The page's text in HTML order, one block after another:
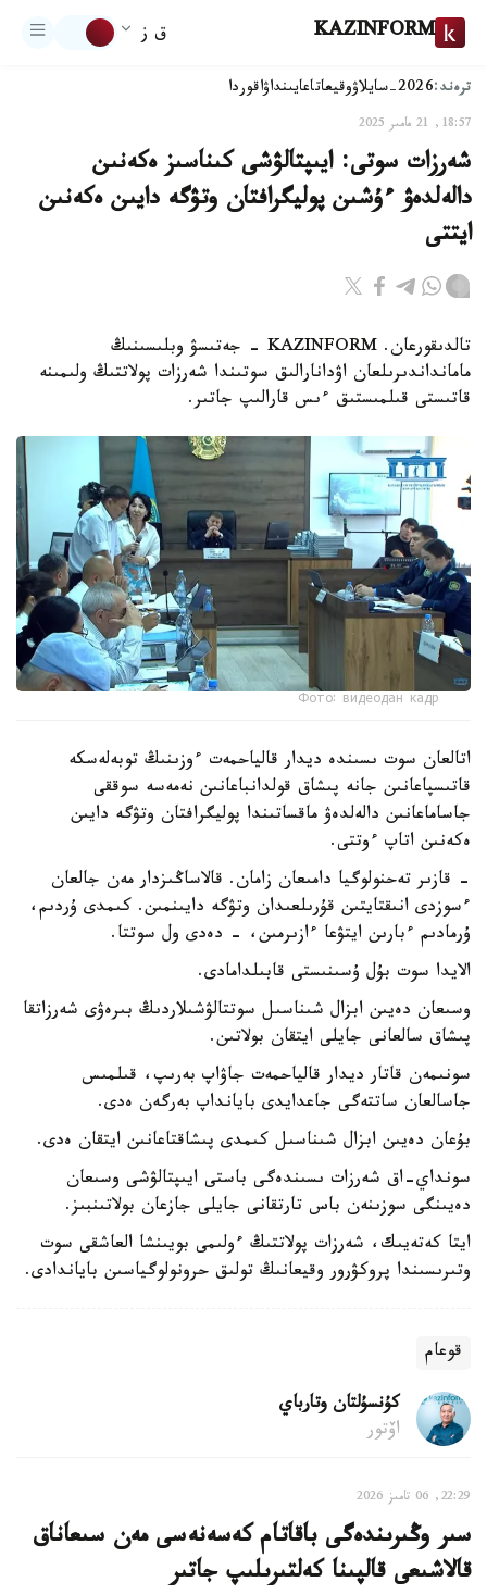
KAZINFORM ق ز
ترەند:2026-سايلاۋ وقيعاتاعايىنداۋاقوردا
18:57, 21 مامىر 2025
شەرزات سوتى: ايىپتالۋشى كىناسىز ەكەنىن
دالەلدەۋ ءۇشىن پوليگرافتان وتۋگە دايىن ەكەنىن
ايتتى
تالدىقورعان. KAZINFORM - جەتىسۋ وبلىسىنىڭ
مامانداندىرىلعان اۋدانارالىق سوتىندا شەرزات پولاتتىڭ ولىمىنە
قاتىستى قىلمىستىق ءىس قارالىپ جاتىر.
Фото: видеодан кадр
اتالعان سوت ىسىندە ديدار قالياحمەت ءوزىنىڭ توبەلەسكە
قاتىسپاعانىن جانە پىشاق قولدانباعانىن نەمەسە سوققى
جاساماعانىن دالەلدەۋ ماقساتىندا پوليگرافتان وتۋگە دايىن
ەكەنىن اتاپ ءوتتى.
- قازىر تەحنولوگيا دامىعان زامان. قالاساڭىزدار مەن جالعان
ءسوزدى انىقتايتىن قۇرىلعىدان وتۋگە دايىنمىن. كىمدى ۇردىم،
ۇرمادىم ءبارىن ايتۋعا ءازىرمىن، - دەدى ول سوتتا.
الايدا سوت بۇل ۇسىنىستى قابىلدامادى.
وسىعان دەيىن ابزال شىناسىل سوتتالۋشىلاردىڭ بىرەۋى شەرزاتقا
پىشاق سالعانى جايلى ايتقان بولاتىن.
سونىمەن قاتار ديدار قالياحمەت جاۋاپ بەرىپ، قىلمىس
جاسالعان ساتتەگى جاعدايدى بايانداپ بەرگەن ەدى.
بۇعان دەيىن ابزال شىناسىل كىمدى پىشاقتاعانىن ايتقان ەدى.
سونداي-اق شەرزات ىسىندەگى باستى ايىپتالۋشى وسىعان
دەيىنگى سوزىنەن باس تارتقانى جايلى جازعان بولاتىنبىز.
ايتا كەتەيىك، شەرزات پولاتتىڭ ءولىمى بويىنشا العاشقى سوت
وتىرىسىندا پروكۋرور وقيعانىڭ تولىق حرونولوگياسىن باياندادى.
قوعام
كۇنسۇلتان وتارباي
اۆتور
22:29, 06 تامىز 2026
سىر وڭىرىندەگى باقاتام كەسەنەسى مەن سىعاناق
قالاشىعى قالپىنا كەلتىرىلىپ جاتىر